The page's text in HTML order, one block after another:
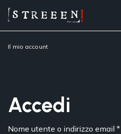
Il mio account
Accedi
Nome utente o indirizzo email*